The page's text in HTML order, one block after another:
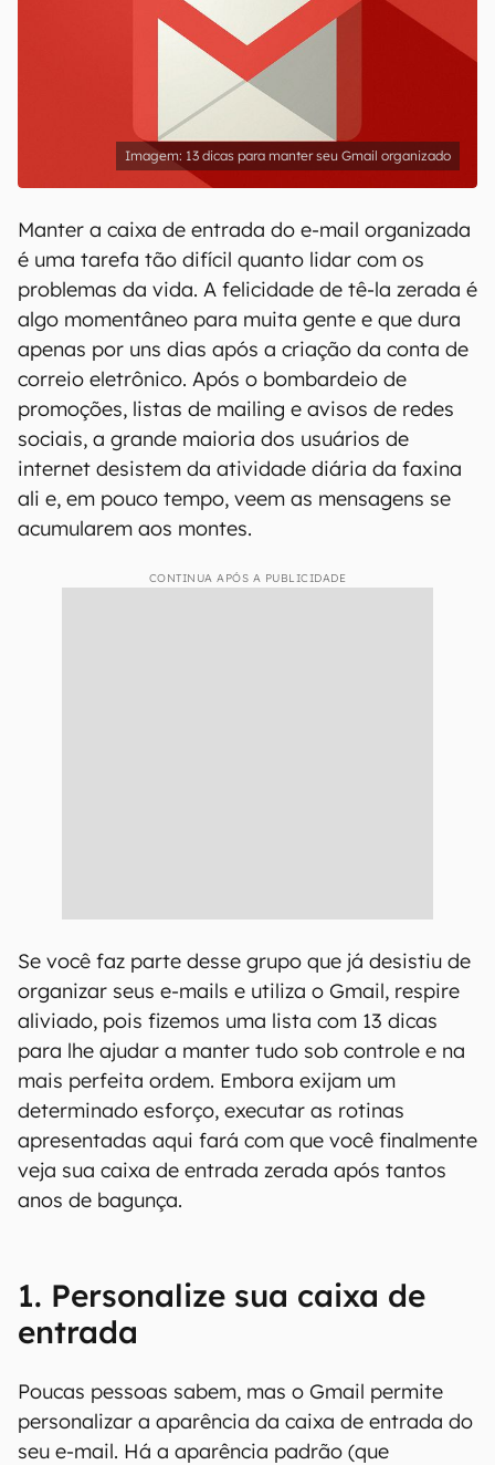
13 dicas para manter seu Gmail organizado
Manter a caixa de entrada do e-mail organizada
é uma tarefa tão difícil quanto lidar com os
problemas da vida. A felicidade de tê-la zerada é
algo momentâneo para muita gente e que dura
apenas por uns dias após a criação da conta de
correio eletrônico. Após o bombardeio de
promoções, listas de mailing e avisos de redes
sociais, a grande maioria dos usuários de
internet desistem da atividade diária da faxina
ali e, em pouco tempo, veem as mensagens se
acumularem aos montes.
CONTINUA APÓS A PUBLICIDADE
Se você faz parte desse grupo que já desistiu de
organizar seus e-mails e utiliza o Gmail, respire
aliviado, pois fizemos uma lista com 13 dicas
para lhe ajudar a manter tudo sob controle e na
mais perfeita ordem. Embora exijam um
determinado esforço, executar as rotinas
apresentadas aqui fará com que você finalmente
veja sua caixa de entrada zerada após tantos
anos de bagunça.
1. Personalize sua caixa de
entrada
Poucas pessoas sabem, mas o Gmail permite
personalizar a aparência da caixa de entrada do
seu e-mail. Há a aparência padrão (que